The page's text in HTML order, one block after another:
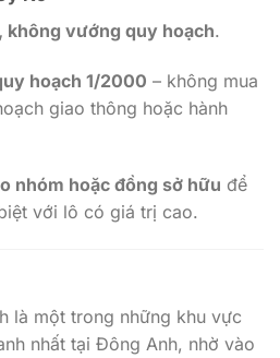
không vướng quy hoạch.
hoạch 1/2000 – không mua
giao thông hoặc hành
nhóm hoặc đồng sở hữu để
với lô có giá trị cao.
là một trong những khu vực
nhất tại Đông Anh, nhờ vào